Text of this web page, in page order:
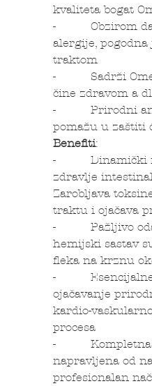
kvaliteta bogat
- Obzirom da
alergije,
traktom
- Sadrži
čine zdravom a
- Prirodni
pomažu u zaštiti
Benefiti:
- Dinamički
zdravlje
Zarobljava
traktu i ojačava
- Pažljivo
hemijski sastav
fleka na krznu
- Esencijalne
ojačavanje
kardio-
procesa
- Kompletna
napravljena od
profesionalan